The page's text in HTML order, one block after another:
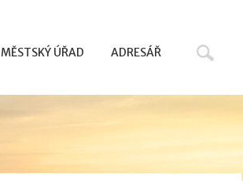
MĚSTSKÝ ÚŘAD ADRESÁŘ